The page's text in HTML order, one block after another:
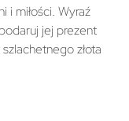
i miłości. Wyraź
jej prezent
złota